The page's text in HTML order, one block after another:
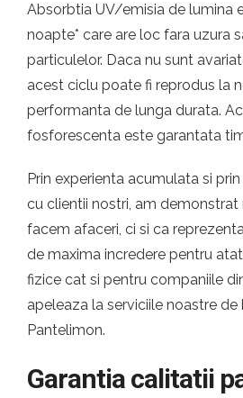
Absorbtia UV/emisia de lumina
noapte* care are loc fara uzura
particulelor. Daca nu sunt
acest ciclu poate fi reprodus la
performanta de lunga durata.
fosforescenta este garantata
Prin experienta acumulata si
cu clientii nostri, am demonstrat
facem afaceri, ci si ca
de maxima incredere pentru
fizice cat si pentru companiile
apeleaza la serviciile noastre
Pantelimon.
Garantia calitatii